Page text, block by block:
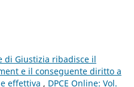
di Giustizia ribadisce il
e il conseguente diritto a
effettiva , DPCE Online: Vol.